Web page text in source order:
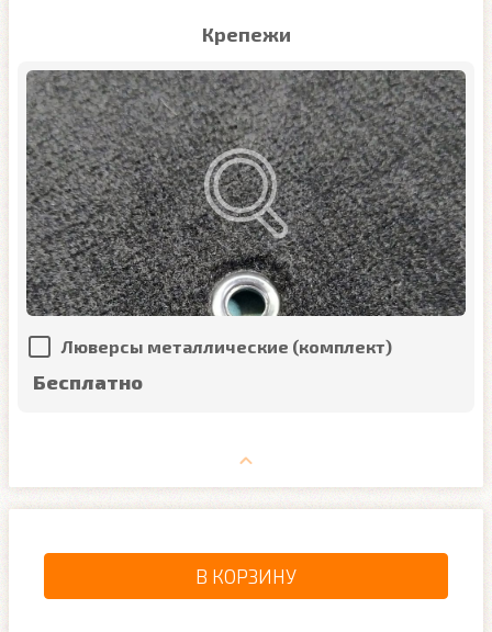
Крепежи
Люверсы металлические (комплект)
Бесплатно
В КОРЗИНУ